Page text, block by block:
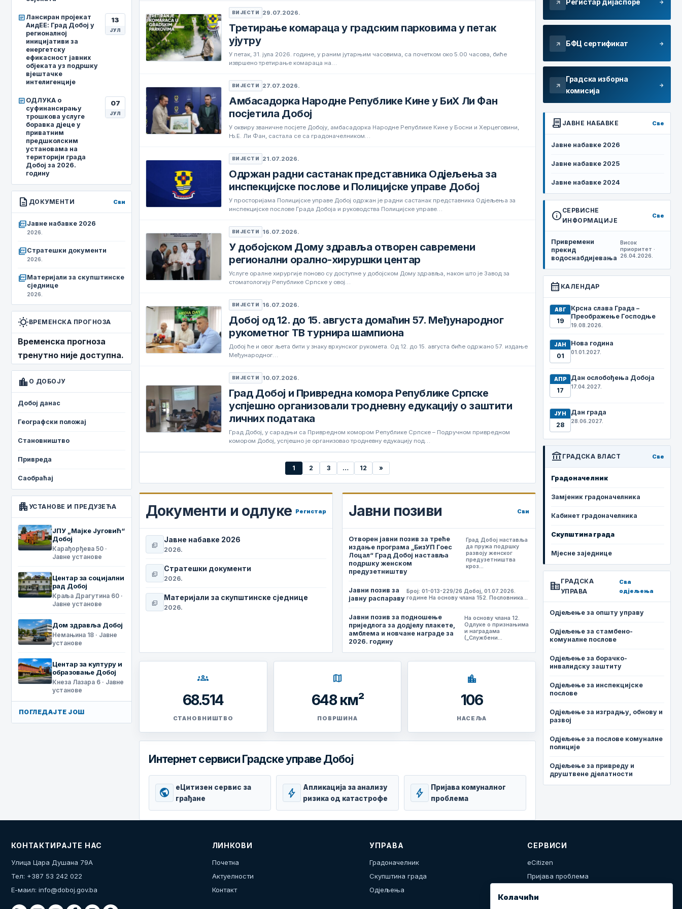
article Лансиран пројекат
АидЕЕ: Град Добој у
регионалној
иницијативи за
енергетску
ефикасност јавних
објеката уз подршку
вјештачке
интелигенције
13
ЈУЛ
article ОДЛУКА о
суфинансирању
трошкова услуге
боравка дјеце у
приватним
предшколским
установама на
територији града
Добој за 2026.
годину
07
ЈУЛ
description ДОКУМЕНТИ Сви
picture_as_pdfЈавне набавке 2026
2026.
picture_as_pdfСтратешки документи
2026.
picture_as_pdfМатеријали за скупштинске
сједнице
2026.
wb_sunnyВРЕМЕНСКА ПРОГНОЗА
Временска прогноза
тренутно није доступна.
location_city О ДОБОЈУ
Добој данас
Географски положај
Становништво
Привреда
Саобраћај
apartment УСТАНОВЕ И ПРЕДУЗЕЋА
ЈПУ „Мајке Југовић“
Добој
Карађорђева 50 ·
Јавне установе
Центар за социјални
рад Добој
Краља Драгутина 60 ·
Јавне установе
Дом здравља Добој
Немањина 18 · Јавне
установе
Центар за културу и
образовање Добој
Кнеза Лазара 6 · Јавне
установе
ПОГЛЕДАЈТЕ ЈОШ
ВИЈЕСТИ 29.07.2026.
Третирање комараца у градским парковима у петак
ујутру
У петак, 31. јула 2026. године, у раним јутарњим часовима, са почетком око 5.00 часова, биће
извршено третирање комараца на…
ВИЈЕСТИ 27.07.2026.
Амбасадорка Народне Републике Кине у БиХ Ли Фан
посјетила Добој
У оквиру званичне посјете Добоју, амбасадорка Народне Републике Кине у Босни и Херцеговини,
Њ.Е. Ли Фан, састала се са градоначелником…
ВИЈЕСТИ 21.07.2026.
Одржан радни састанак представника Одјељења за
инспекцијске послове и Полицијске управе Добој
У просторијама Полицијске управе Добој одржан је радни састанак представника Одјељења за
инспекцијске послове Града Добоја и руководства Полицијске управе…
ВИЈЕСТИ 16.07.2026.
У добојском Дому здравља отворен савремени
регионални орално-хируршки центар
Услуге оралне хирургије поново су доступне у добојском Дому здравља, након што је Завод за
стоматологију Републике Српске у овој…
ВИЈЕСТИ 16.07.2026.
Добој од 12. до 15. августа домаћин 57. Међународног
рукометног ТВ турнира шампиона
Добој ће и овог љета бити у знаку врхунског рукомета. Од 12. до 15. августа биће одржано 57. издање
Међународног…
ВИЈЕСТИ 10.07.2026.
Град Добој и Привредна комора Републике Српске
успјешно организовали тродневну едукацију о заштити
личних података
Град Добој, у сарадњи са Привредном комором Републике Српске – Подручном привредном
комором Добој, успјешно је организовао тродневну едукацију под…
1 2 3 … 12 »
Документи и одлуке Регистар
picture_as_pdf
Јавне набавке 2026
2026.
picture_as_pdf
Стратешки документи
2026.
picture_as_pdf
Материјали за скупштинске сједнице
2026.
Јавни позиви Сви
Отворен јавни позив за треће
издање програма „БизУП Гоес
Лоцал“ Град Добој наставља
подршку женском
предузетништву
Град Добој наставља
да пружа подршку
развоју женског
предузетништва
кроз…
Јавни позив за
јавну распараву
Број: 01-013-229/26 Добој, 01.07.2026.
године На основу члана 152. Пословника…
Јавни позив за подношење
приједлога за додјелу плакете,
амблема и новчане награде за
2026. годину
На основу члана 12.
Одлуке о признањима
и наградама
(„Службени…
groups
68.514
СТАНОВНИШТВО
map
648 км²
ПОВРШИНА
location_city
106
НАСЕЉА
Интернет сервиси Градске управе Добој
public
еЦитизен сервис за
грађане
bolt
Апликација за анализу
ризика од катастрофе
bolt
Пријава комуналног
проблема
arrow_outward arrow_forward
arrow_outward БФЦ сертификат arrow_forward
arrow_outward
Градска изборна
комисија
arrow_forward
contract ЈАВНЕ НАБАВКЕ Све
Јавне набавке 2026
Јавне набавке 2025
Јавне набавке 2024
infoСЕРВИСНЕ
ИНФОРМАЦИЈЕ
Све
Привремени
прекид
водоснабдијевања
Висок
приоритет ·
26.04.2026.
calendar_month КАЛЕНДАР
АВГ
19
Крсна слава Града –
Преображење Господње
19.08.2026.
ЈАН
01
Нова година
01.01.2027.
АПР
17
Дан ослобођења Добоја
17.04.2027.
ЈУН
28
Дан града
28.06.2027.
account_balance ГРАДСКА ВЛАСТ Све
Градоначелник
Замјеник градоначелника
Кабинет градоначелника
Скупштина града
Мјесне заједнице
corporate_fare ГРАДСКА
УПРАВА
Сва
одјељења
Одјељење за општу управу
Одјељење за стамбено-
комуналне послове
Одјељење за борачко-
инвалидску заштиту
Одјељење за инспекцијске
послове
Одјељење за изградњу, обнову и
развој
Одјељење за послове комуналне
полиције
Одјељење за привреду и
друштвене дјелатности
КОНТАКТИРАЈТЕ НАС
Улица Цара Душана 79А
Тел: +387 53 242 022
Е-маил: info@doboj.gov.ba
ЛИНКОВИ
Почетна
Актуелности
Контакт
УПРАВА
Градоначелник
Скупштина града
Одјељења
СЕРВИСИ
eCitizen
Пријава проблема
Колачићи